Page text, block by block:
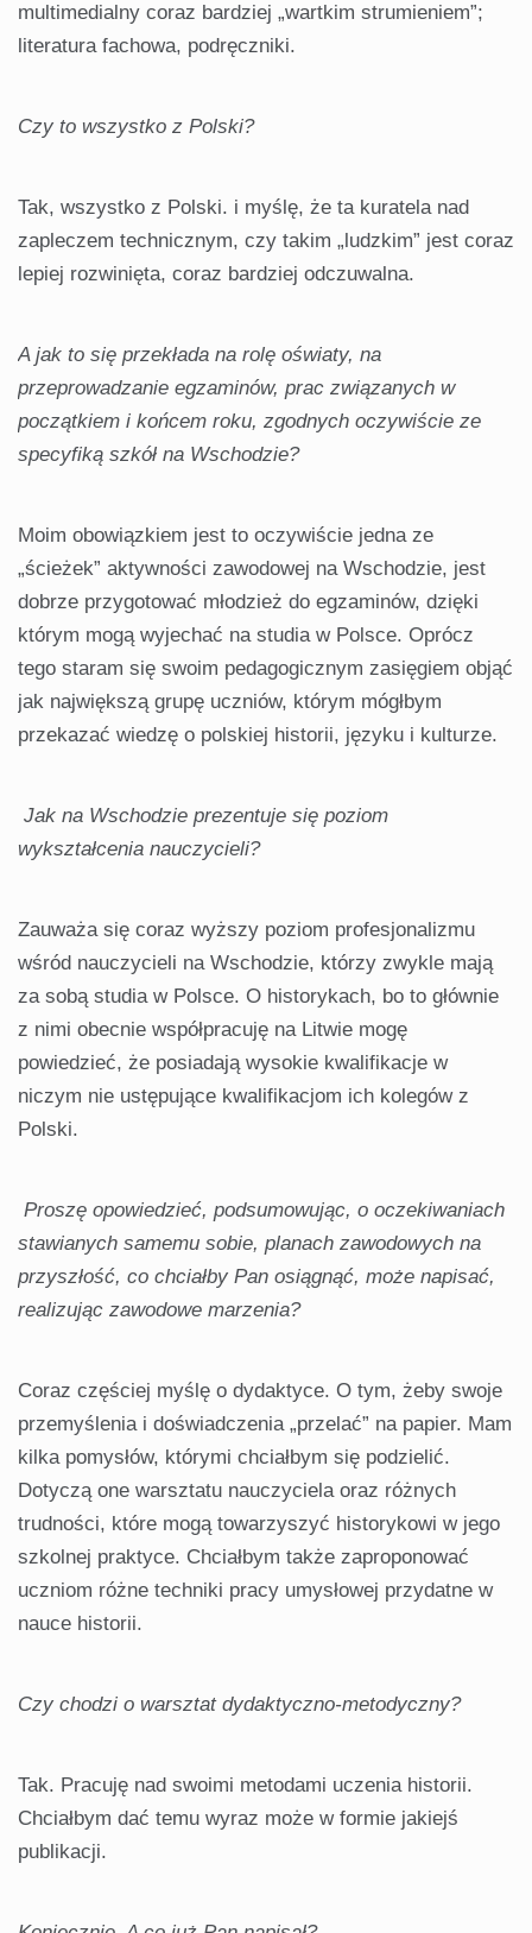
multimedialny coraz bardziej „wartkim strumieniem”;
literatura fachowa, podręczniki.
Czy to wszystko z Polski?
Tak, wszystko z Polski. i myślę, że ta kuratela nad
zapleczem technicznym, czy takim „ludzkim” jest coraz
lepiej rozwinięta, coraz bardziej odczuwalna.
A jak to się przekłada na rolę oświaty, na
przeprowadzanie egzaminów, prac związanych w
początkiem i końcem roku, zgodnych oczywiście ze
specyfiką szkół na Wschodzie?
Moim obowiązkiem jest to oczywiście jedna ze
„ścieżek” aktywności zawodowej na Wschodzie, jest
dobrze przygotować młodzież do egzaminów, dzięki
którym mogą wyjechać na studia w Polsce. Oprócz
tego staram się swoim pedagogicznym zasięgiem objąć
jak największą grupę uczniów, którym mógłbym
przekazać wiedzę o polskiej historii, języku i kulturze.
Jak na Wschodzie prezentuje się poziom
wykształcenia nauczycieli?
Zauważa się coraz wyższy poziom profesjonalizmu
wśród nauczycieli na Wschodzie, którzy zwykle mają
za sobą studia w Polsce. O historykach, bo to głównie
z nimi obecnie współpracuję na Litwie mogę
powiedzieć, że posiadają wysokie kwalifikacje w
niczym nie ustępujące kwalifikacjom ich kolegów z
Polski.
Proszę opowiedzieć, podsumowując, o oczekiwaniach
stawianych samemu sobie, planach zawodowych na
przyszłość, co chciałby Pan osiągnąć, może napisać,
realizując zawodowe marzenia?
Coraz częściej myślę o dydaktyce. O tym, żeby swoje
przemyślenia i doświadczenia „przelać” na papier. Mam
kilka pomysłów, którymi chciałbym się podzielić.
Dotyczą one warsztatu nauczyciela oraz różnych
trudności, które mogą towarzyszyć historykowi w jego
szkolnej praktyce. Chciałbym także zaproponować
uczniom różne techniki pracy umysłowej przydatne w
nauce historii.
Czy chodzi o warsztat dydaktyczno-metodyczny?
Tak. Pracuję nad swoimi metodami uczenia historii.
Chciałbym dać temu wyraz może w formie jakiejś
publikacji.